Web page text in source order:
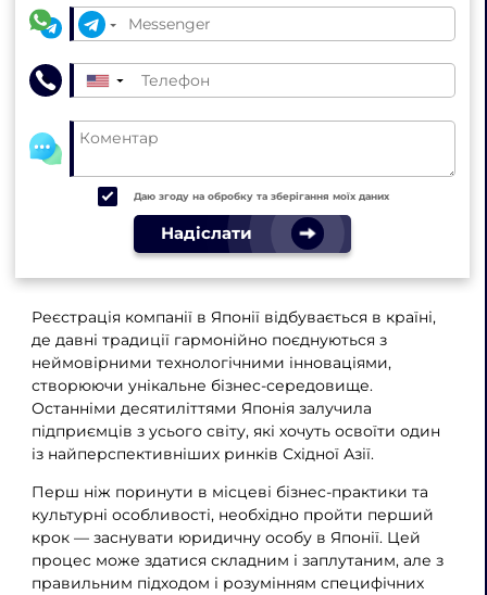
▼
Даю згоду на обробку та зберігання моїх даних
Надіслати
Реєстрація компанії в Японії відбувається в країні,
де давні традиції гармонійно поєднуються з
неймовірними технологічними інноваціями,
створюючи унікальне бізнес-середовище.
Останніми десятиліттями Японія залучила
підприємців з усього світу, які хочуть освоїти один
із найперспективніших ринків Східної Азії.
Перш ніж поринути в місцеві бізнес-практики та
культурні особливості, необхідно пройти перший
крок — заснувати юридичну особу в Японії. Цей
процес може здатися складним і заплутаним, але з
правильним підходом і розумінням специфічних